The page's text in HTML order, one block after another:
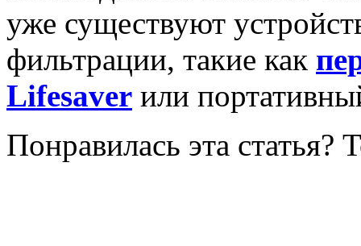
уже существуют
фильтрации, такие как
Lifesaver или
Понравилась эта статья?